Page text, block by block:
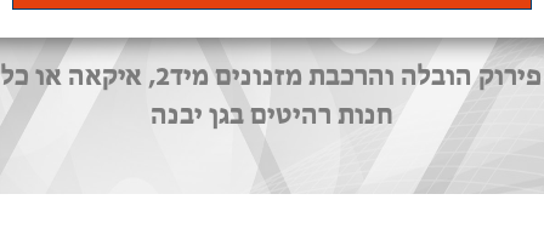
פירוק הובלה והרכבת מזנונים מיד2, איקאה או כל
חנות רהיטים בגן יבנה